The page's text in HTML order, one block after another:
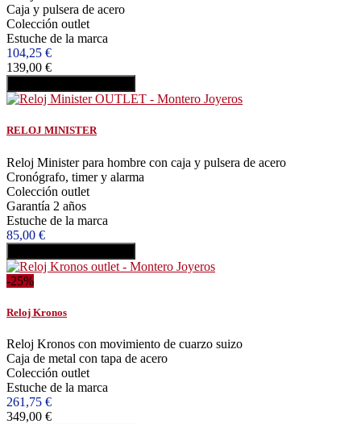
Caja y pulsera de acero
Colección outlet
Estuche de la marca
104,25 €
139,00 €
RELOJ MINISTER
Reloj Minister para hombre con caja y pulsera de acero
Cronógrafo, timer y alarma
Colección outlet
Garantía 2 años
Estuche de la marca
85,00 €
-25%
Reloj Kronos
Reloj Kronos con movimiento de cuarzo suizo
Caja de metal con tapa de acero
Colección outlet
Estuche de la marca
261,75 €
349,00 €